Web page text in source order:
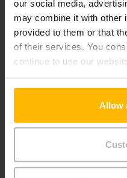
our social media,
may combine it with other
provided to them or that
of their services. You
continue to use our
Allow
Nosnost
Motohodiny